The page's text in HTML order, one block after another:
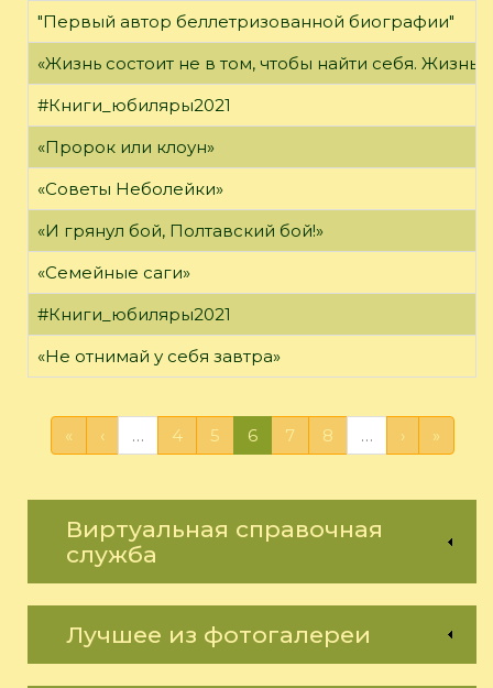
"Первый автор беллетризованной биографии"
«Жизнь состоит не в том, чтобы найти себя. Жизнь
#Книги_юбиляры2021
«Пророк или клоун»
«Советы Неболейки»
«И грянул бой, Полтавский бой!»
«Семейные саги»
#Книги_юбиляры2021
«Не отнимай у себя завтра»
« ‹ … 4 5 6 7 8 … › »
Виртуальная справочная
служба
Лучшее из фотогалереи